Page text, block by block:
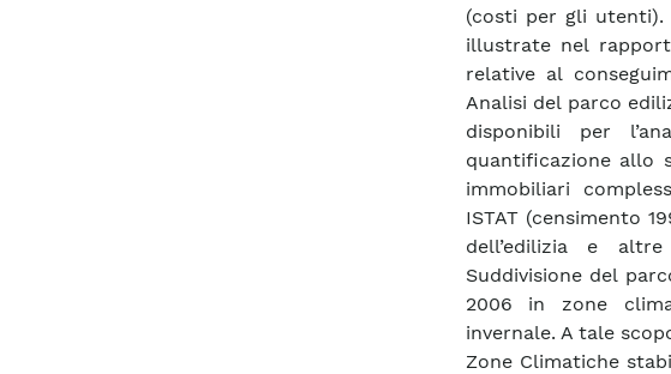
(costi per gli utenti).
illustrate nel
relative al
Analisi del parco
disponibili per
quantificazione allo
immobiliari
ISTAT (censimento
dell’edilizia e
Suddivisione del
2006 in zone
invernale. A tale
Zone Climatiche